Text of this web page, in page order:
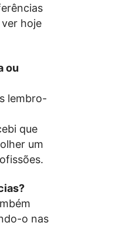
hoje
ou
lembro-
que
um
o nas